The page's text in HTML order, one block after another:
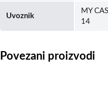
Uvoznik
MY
14
Povezani proizvodi